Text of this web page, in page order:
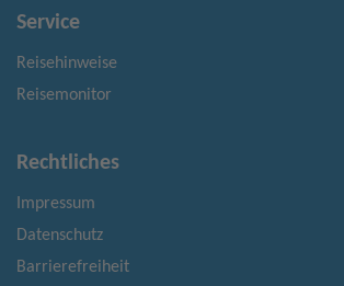
Service
Reisehinweise
Reisemonitor
Rechtliches
Impressum
Datenschutz
Barrierefreiheit